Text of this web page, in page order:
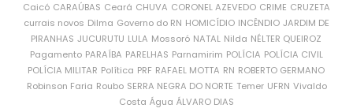
Caicó CARAÚBAS Ceará CHUVA CORONEL AZEVEDO CRIME CRUZETA
currais novos Dilma Governo do RN HOMICÍDIO INCÊNDIO JARDIM DE
PIRANHAS JUCURUTU LULA Mossoró NATAL Nilda NÉLTER QUEIROZ
Pagamento PARAÍBA PARELHAS Parnamirim POLÍCIA POLÍCIA CIVIL
POLÍCIA MILITAR Política PRF RAFAEL MOTTA RN ROBERTO GERMANO
Robinson Faria Roubo SERRA NEGRA DO NORTE Temer UFRN Vivaldo
Costa Água ÁLVARO DIAS